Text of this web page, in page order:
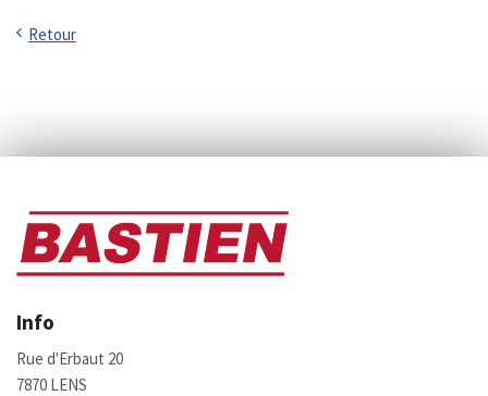
Retour
Info
Rue d'Erbaut 20
7870 LENS